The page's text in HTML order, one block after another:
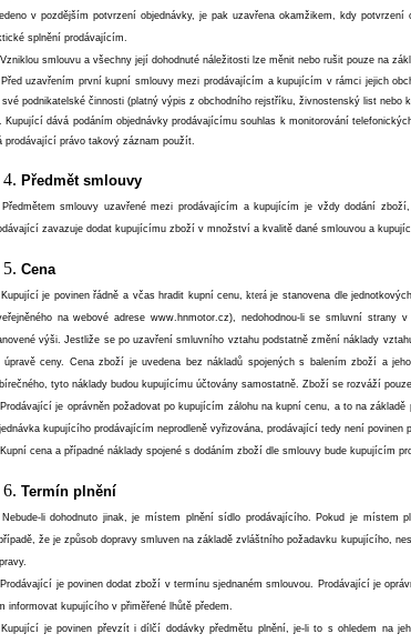
v pozdějším potvrzení objednávky, je pak uzavřena okamžikem, kdy
splnění prodávajícím.
smlouvu a všechny její dohodnuté náležitosti lze měnit nebo rušit pouze na
uzavřením první kupní smlouvy mezi prodávajícím a kupujícím v rámci jejich
své podnikatelské činnosti (platný výpis z obchodního rejstříku, živnostenský list nebo
Kupující dává podáním objednávky prodávajícímu souhlas k monitorování
prodávající právo takový záznam použít.
Předmět smlouvy
smlouvy uzavřené mezi prodávajícím a kupujícím je vždy dodání
zavazuje dodat kupujícímu zboží v množství a kvalitě dané smlouvou a
Cena
je povinen řádně a včas hradit kupní cenu, kteráje stanovena dle
na webové adrese www.hnmotor.cz), nedohodnou-li se smluvní
výši. Jestliže se po uzavření smluvního vztahu podstatně změní náklady
úpravě ceny. Cena zboží je uvedena bez nákladů spojených s balením zboží a
tyto náklady budou kupujícímu účtovány samostatně. Zboží se rozváží
je oprávněn požadovat po kupujícím zálohu na kupní cenu, a to na
kupujícího prodávajícím neprodleně vyřizována, prodávající tedy není
cena a případné náklady spojené s dodáním zboží dle smlouvy bude kupujícím
Termín plnění
li dohodnuto jinak, je místem plnění sídlo prodávajícího. Pokud je
že je způsob dopravy smluven na základě zvláštního požadavku kupujícího,
je povinen dodat zboží v termínu sjednaném smlouvou. Prodávající je
informovat kupujícího v přiměřené lhůtě předem.
je povinen převzít i dílčí dodávky předmětu plnění, je-li to s ohledem na